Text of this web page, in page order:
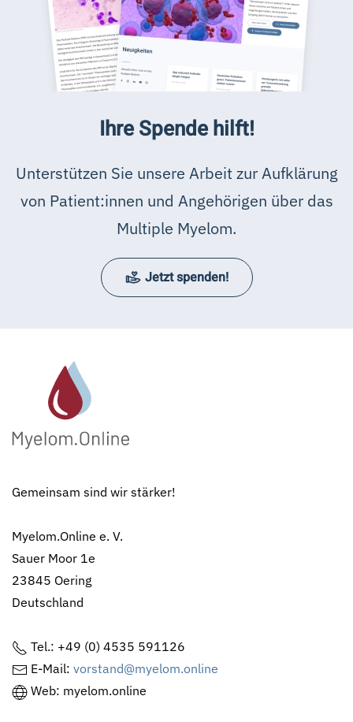
Ihre Spende hilft!
Unterstützen Sie unsere Arbeit zur Aufklärung
von Patient:innen und Angehörigen über das
Multiple Myelom.
Jetzt spenden!
Gemeinsam sind wir stärker!
Myelom.Online e. V.
Sauer Moor 1e
23845 Oering
Deutschland
Tel.: +49 (0) 4535 591126
E-Mail: vorstand@myelom.online
Web: myelom.online